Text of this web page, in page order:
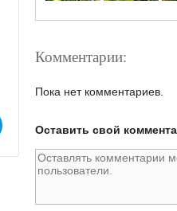
Комментарии:
Пока нет комментариев.
Оставить свой